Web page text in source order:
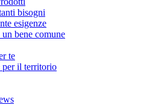
bisogni
esigenze
un bene comune
te
per il territorio